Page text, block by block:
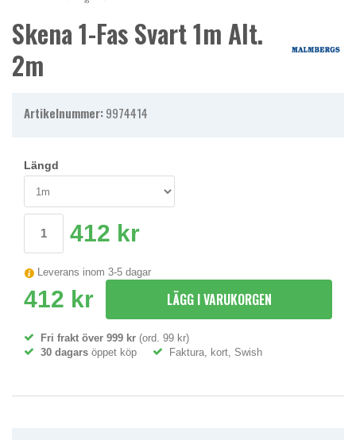
Skena 1-Fas Svart 1m Alt.
2m
Artikelnummer:9974414
Längd
412 kr
Leverans inom 3-5 dagar
412 kr LÄGG I VARUKORGEN
Fri frakt över 999 kr (ord. 99 kr)
30 dagars öppet köp Faktura, kort, Swish